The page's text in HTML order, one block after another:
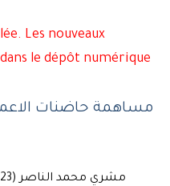
Les nouveaux
le dépôt numérique
مساهمة حاضنات